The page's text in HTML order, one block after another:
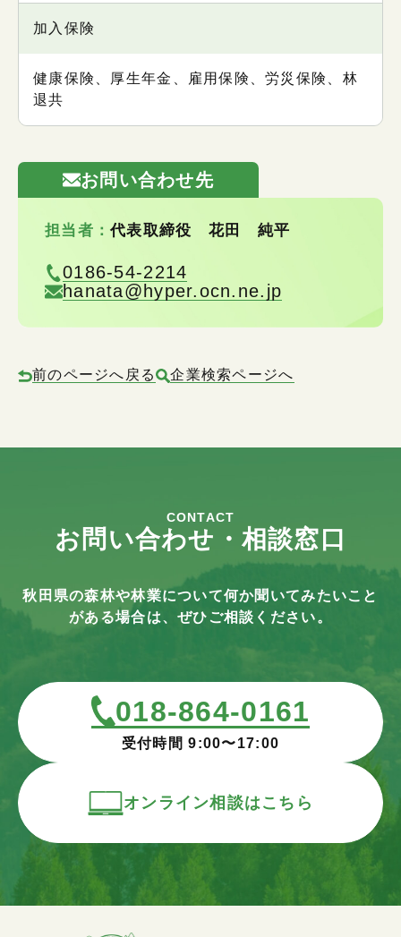
加入保険
健康保険、厚生年金、雇用保険、労災保険、林
退共
お問い合わせ先
担当者：代表取締役 花田 純平
0186-54-2214
hanata@hyper.ocn.ne.jp
前のページへ戻る 企業検索ページへ
CONTACT
お問い合わせ・相談窓口
秋田県の森林や林業について何か聞いてみたいこと
がある場合は、ぜひご相談ください。
018-864-0161
受付時間 9:00〜17:00
オンライン相談はこちら